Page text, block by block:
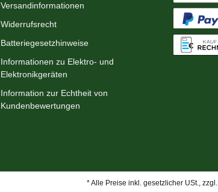
Versandinformationen
Widerrufsrecht
Batteriegesetzhinweise
Informationen zu Elektro- und
Elektronikgeräten
Information zur Echtheit von
Kundenbewertungen
* Alle Preise inkl. gesetzlicher USt., zzgl.